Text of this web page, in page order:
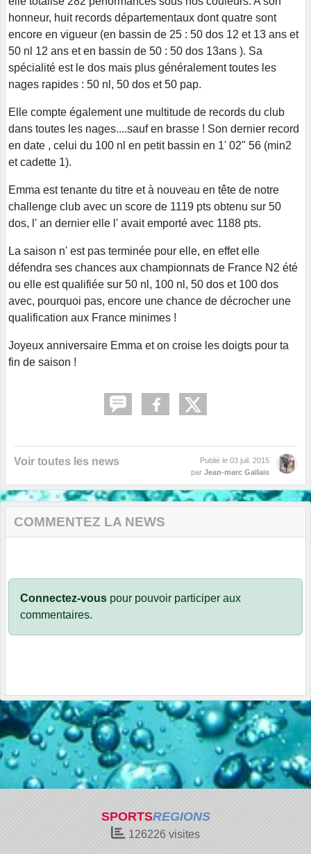
honneur, huit records départementaux dont quatre sont
encore en vigueur (en bassin de 25 : 50 dos 12 et 13 ans et
50 nl 12 ans et en bassin de 50 : 50 dos 13ans ). Sa
spécialité est le dos mais plus généralement toutes les
nages rapides : 50 nl, 50 dos et 50 pap.
Elle compte également une multitude de records du club
dans toutes les nages....sauf en brasse ! Son dernier record
en date , celui du 100 nl en petit bassin en 1' 02" 56 (min2
et cadette 1).
Emma est tenante du titre et à nouveau en tête de notre
challenge club avec un score de 1119 pts obtenu sur 50
dos, l' an dernier elle l' avait emporté avec 1188 pts.
La saison n' est pas terminée pour elle, en effet elle
défendra ses chances aux championnats de France N2 été
ou elle est qualifiée sur 50 nl, 100 nl, 50 dos et 100 dos
avec, pourquoi pas, encore une chance de décrocher une
qualification aux France minimes !
Joyeux anniversaire Emma et on croise les doigts pour ta
fin de saison !
Voir toutes les news Publié le 03 juil. 2015
par Jean-marc Gallais
COMMENTEZ LA NEWS
Connectez-vous pour pouvoir participer aux
commentaires.
SPORTSREGIONS
126226 visites